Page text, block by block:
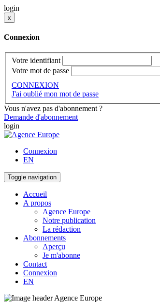
login
x
Connexion
Votre identifiant
Votre mot de passe
CONNEXION
J'ai oublié mon mot de passe
Vous n'avez pas d'abonnement ?
Demande d'abonnement
login
Connexion
EN
Toggle navigation
Accueil
A propos
Agence Europe
Notre publication
La rédaction
Abonnements
Aperçu
Je m'abonne
Contact
Connexion
EN